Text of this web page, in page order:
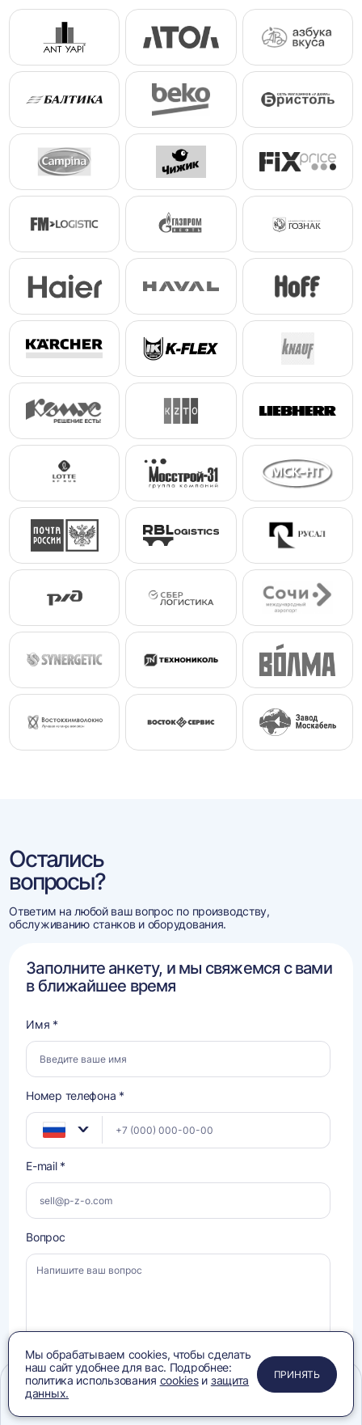
Остались
вопросы?
Ответим на любой ваш вопрос по производству,
обслуживанию станков и оборудования.
Заполните анкету, и мы свяжемся с вами
в ближайшее время
Имя *
Номер телефона *
E-mail *
Вопрос
согласиесогласен с условиямиПолитики конфиденциальности, ознакомлен с
ПРИМЕНИТЬ
ЗАКРЫТЬ
ЗАКРЫТЬ
ЗАКРЫТЬ
Мы обрабатываем cookies, чтобы сделать
наш сайт удобнее для вас. Подробнее:
политика использования cookiesи защита
данных.
ПРИНЯТЬ